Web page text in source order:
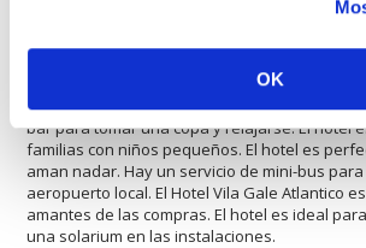
OK
apropiado para las mascotas. El alojamiento
el uso en las reuniones. El Hotel Vila Gale
instalaciones para el turismo de negocios. El
bar para tomar una copa y relajarse. El hotel
familias con niños pequeños. El hotel es
aman nadar. Hay un servicio de mini-bus
aeropuerto local. El Hotel Vila Gale Atlantico
amantes de las compras. El hotel es ideal
una solarium en las instalaciones.